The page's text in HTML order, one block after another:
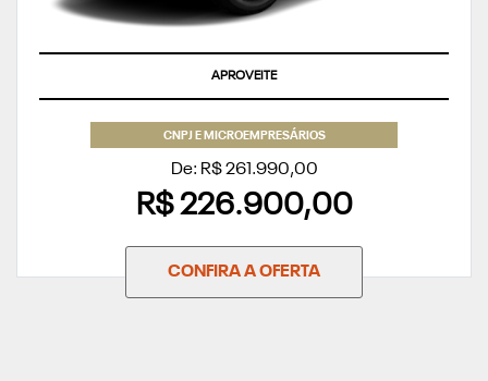
APROVEITE
CNPJ E MICROEMPRESÁRIOS
De: R$ 261.990,00
R$ 226.900,00
CONFIRA A OFERTA